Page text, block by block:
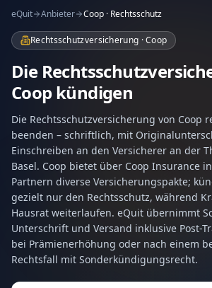
eQuit Anbieter Coop · Rechtsschutz
Rechtsschutzversicherung · Coop
Die
Coop kündigen
Die Rechtsschutzversicherung von Coop
beenden – schriftlich, mit
Einschreiben an den Versicherer an der
Basel. Coop bietet über Coop Insurance
Partnern diverse Versicherungspakte;
gezielt nur den Rechtsschutz, während
Hausrat weiterlaufen. eQuit übernimmt
Unterschrift und Versand inklusive Post-
bei Prämienerhöhung oder nach einem
Rechtsfall mit Sonderkündigungsrecht.